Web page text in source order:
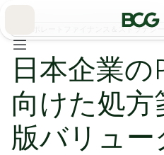
コーポレートファイナンス＆ストラテジー
日本企業の
向けた処
版バリュー